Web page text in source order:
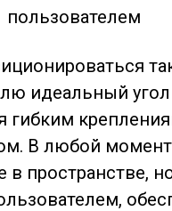
идеальный угол
гибким
В любой
пространстве,